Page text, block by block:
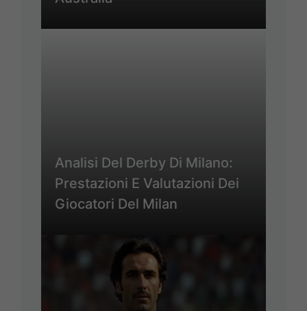
Analisi Del Derby Di Milano:
Prestazioni E Valutazioni Dei
Giocatori Del Milan